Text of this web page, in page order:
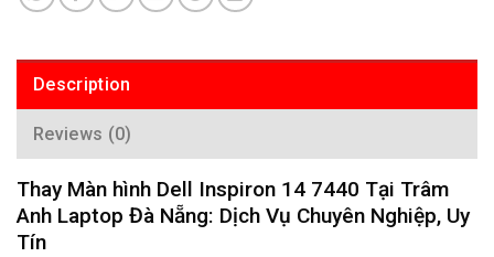
Description
Reviews (0)
Thay Màn hình Dell Inspiron 14 7440 Tại Trâm
Anh Laptop Đà Nẵng: Dịch Vụ Chuyên Nghiệp, Uy
Tín